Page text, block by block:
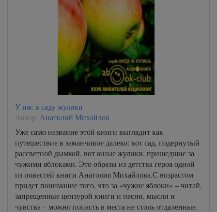
У нас в саду жулики
Автор: Анатолий Михайлов
Уже само название этой книги выглядит как
путешествие в заманчивое далеко: вот сад, подернутый
рассветной дымкой, вот юные жулики, пришедшие за
чужими яблоками. Это образы из детства героя одной
из повестей книги Анатолия Михайлова.С возрастом
придет понимание того, что за «чужие яблоки» – читай,
запрещенные цензурой книги и песни, мысли и
чувства – можно попасть в места не столь отдаленные.